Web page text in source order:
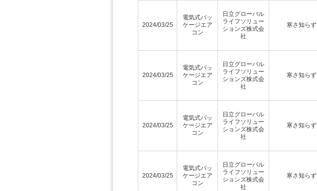
2024/03/25
電気式パッ
ケージエア
コン
日立グローバル
ライフソリュー
ションズ株式会
社
寒さ知らず
2024/03/25
電気式パッ
ケージエア
コン
日立グローバル
ライフソリュー
ションズ株式会
社
寒さ知らず
2024/03/25
電気式パッ
ケージエア
コン
日立グローバル
ライフソリュー
ションズ株式会
社
寒さ知らず
2024/03/25
電気式パッ
ケージエア
コン
日立グローバル
ライフソリュー
ションズ株式会
社
寒さ知らず